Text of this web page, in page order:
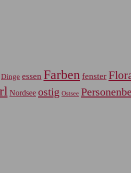
Dinge essen Farben fenster
Nordsee ostig Ostsee